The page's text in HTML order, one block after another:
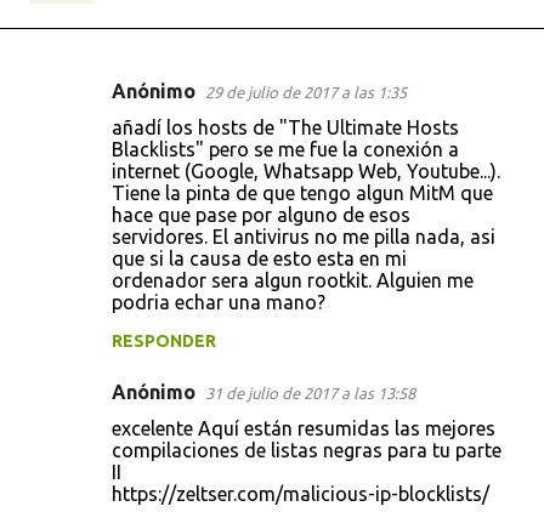
Anónimo 29 de julio de 2017 a las 1:35
añadí los hosts de "The Ultimate Hosts
Blacklists" pero se me fue la conexión a
internet (Google, Whatsapp Web, Youtube...).
Tiene la pinta de que tengo algun MitM que
hace que pase por alguno de esos
servidores. El antivirus no me pilla nada, asi
que si la causa de esto esta en mi
ordenador sera algun rootkit. Alguien me
podria echar una mano?
RESPONDER
Anónimo 31 de julio de 2017 a las 13:58
excelente Aquí están resumidas las mejores
compilaciones de listas negras para tu parte
II
https://zeltser.com/malicious-ip-blocklists/